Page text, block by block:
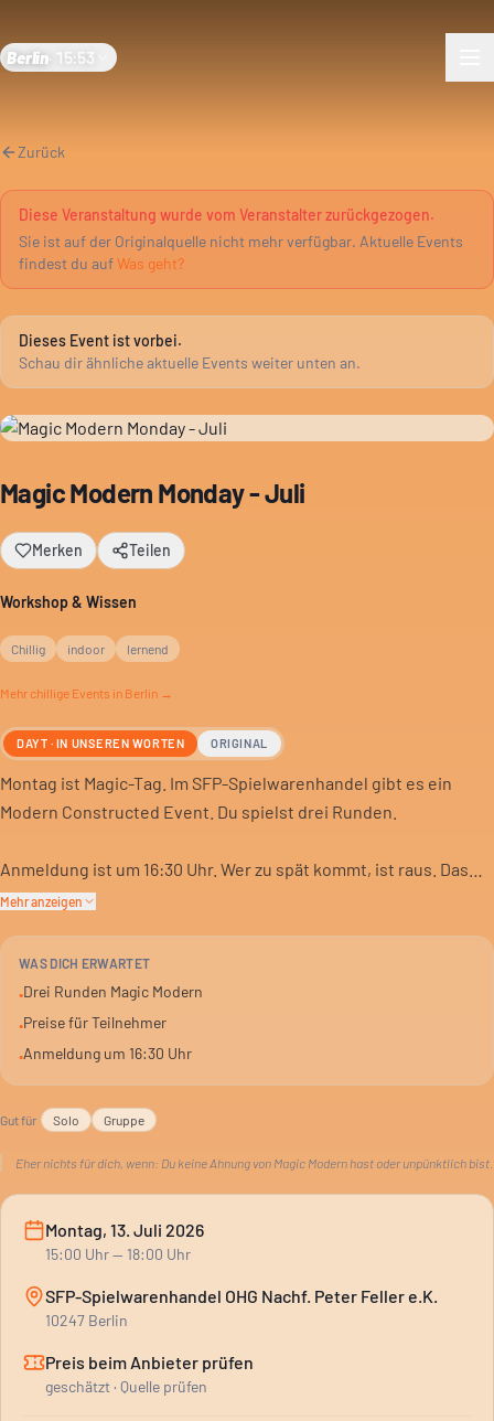
Berlin 15:53
Zurück
Diese Veranstaltung wurde vom Veranstalter zurückgezogen.
Sie ist auf der Originalquelle nicht mehr verfügbar. Aktuelle Events
findest du aufWas geht?
Dieses Event ist vorbei.
Schau dir ähnliche aktuelle Events weiter unten an.
Magic Modern Monday - Juli
Merken Teilen
Workshop & Wissen
Chillig indoor lernend
Mehr chillige Events in Berlin →
DAYT · IN UNSEREN WORTEN ORIGINAL
Montag ist Magic-Tag. Im SFP-Spielwarenhandel gibt es ein
Modern Constructed Event. Du spielst drei Runden.
Anmeldung ist um 16:30 Uhr. Wer zu spät kommt, ist raus. Das
Startgeld beträgt 7 Euro.
Es gibt Preise für die Teilnehmer. Ein Abend für Kartenspieler,
die wissen, was sie tun. Hier geht es ums Spiel, nicht um die
große Show.
Mehr anzeigen
WAS DICH ERWARTET
•Drei Runden Magic Modern
•Preise für Teilnehmer
•Anmeldung um 16:30 Uhr
Gut für Solo Gruppe
Eher nichts für dich, wenn: Du keine Ahnung von Magic Modern hast oder unpünktlich bist.
Montag, 13. Juli 2026
15:00 Uhr— 18:00 Uhr
SFP-Spielwarenhandel OHG Nachf. Peter Feller e.K.
10247 Berlin
Preis beim Anbieter prüfen
geschätzt · Quelle prüfen